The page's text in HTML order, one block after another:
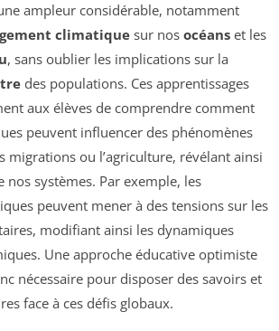
ampleur considérable, notamment
climatique sur nos océans et les
, sans oublier les implications sur la
des populations. Ces apprentissages
aux élèves de comprendre comment
peuvent influencer des phénomènes
migrations ou l’agriculture, révélant ainsi
nos systèmes. Par exemple, les
peuvent mener à des tensions sur les
modifiant ainsi les dynamiques
Une approche éducative optimiste
nécessaire pour disposer des savoirs et
face à ces défis globaux.